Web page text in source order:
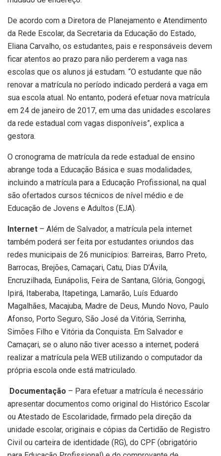
De acordo com a Diretora de Planejamento e Atendimento
da Rede Escolar, da Secretaria da Educação do Estado,
Eliana Carvalho, os estudantes, pais e responsáveis devem
ficar atentos ao prazo para não perderem a vaga nas
escolas que os alunos já estudam. “O estudante que não
renovar a matrícula no período indicado perderá a vaga em
sua escola atual. No entanto, poderá efetuar nova matrícula
em 24 de janeiro de 2017, em uma das unidades escolares
da rede estadual com vagas disponíveis”, explica a
gestora.
O cronograma de matrícula da rede estadual de ensino
abrange toda a Educação Básica e suas modalidades,
incluindo a matrícula para a Educação Profissional, na qual
são ofertados cursos técnicos de nível médio e de
Educação de Jovens e Adultos (EJA).
Internet – Além de Salvador, a matrícula pela internet
também poderá ser feita por estudantes oriundos das
redes municipais de 26 municípios: Barreiras, Barro Preto,
Barrocas, Brejões, Camaçari, Catu, Dias D’Ávila,
Encruzilhada, Eunápolis, Feira de Santana, Glória, Gongogi,
Ipirá, Itaberaba, Itapetinga, Lamarão, Luís Eduardo
Magalhães, Macajuba, Madre de Deus, Mundo Novo, Paulo
Afonso, Porto Seguro, São José da Vitória, Serrinha,
Simões Filho e Vitória da Conquista. Em Salvador e
Camaçari, se o aluno não tiver acesso a internet, poderá
realizar a matrícula pela WEB utilizando o computador da
própria escola onde está matriculado.
Documentação – Para efetuar a matrícula é necessário
apresentar documentos como original do Histórico Escolar
ou Atestado de Escolaridade, firmado pela direção da
unidade escolar, originais e cópias da Certidão de Registro
Civil ou carteira de identidade (RG), do CPF (obrigatório